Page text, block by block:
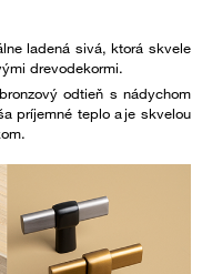
ladená sivá, ktorá skvele
drevodekormi.
odtieň s nádychom
príjemné teplo a je skvelou